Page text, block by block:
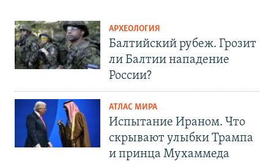
АРХЕОЛОГИЯ
Балтийский рубеж. Грозит
ли Балтии нападение
России?
АТЛАС МИРА
Испытание Ираном. Что
скрывают улыбки Трампа
и принца Мухаммеда